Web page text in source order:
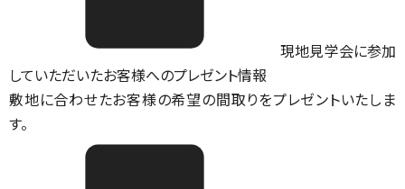
現地見学会に参加
していただいたお客様へのプレゼント情報
敷地に合わせたお客様の希望の間取りをプレゼントいたしま
す。